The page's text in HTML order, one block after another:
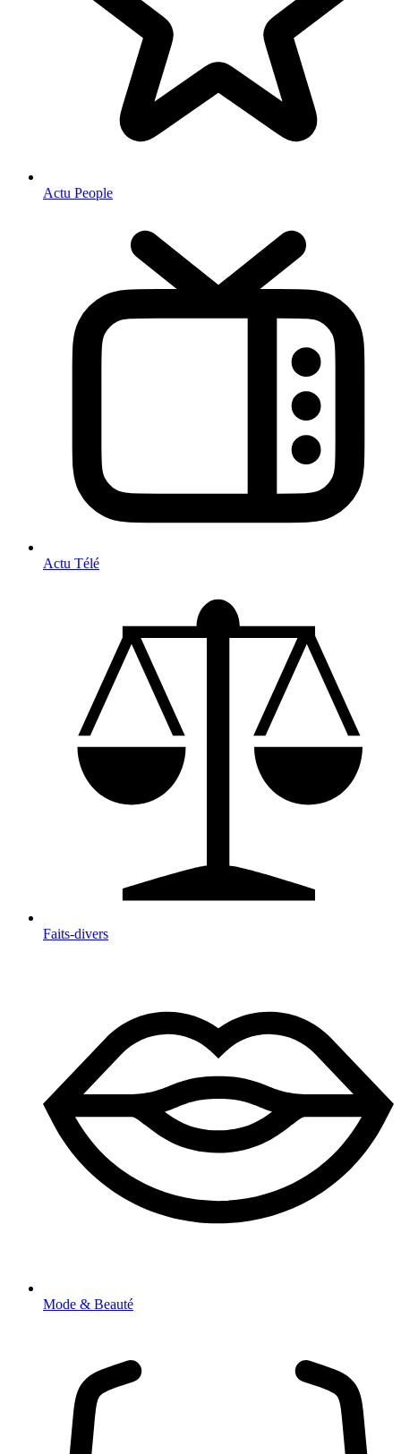
Actu People
Actu Télé
Faits-divers
Mode & Beauté